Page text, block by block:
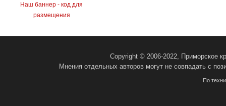
Наш баннер - код для
размещения
Copyright © 2006-2022, Приморское
Мнения отдельных авторов могут не совпадать с
По